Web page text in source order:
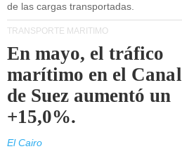
de las cargas transportadas.
TRANSPORTE MARÍTIMO
En mayo, el tráfico
marítimo en el Canal
de Suez aumentó un
+15,0%.
El Cairo